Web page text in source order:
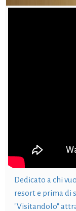
Dedicato a chi
resort e prima di
"Visitandolo"